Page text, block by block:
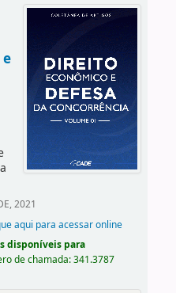
2021
aqui para acessar online
disponíveis para
de chamada:341.3787